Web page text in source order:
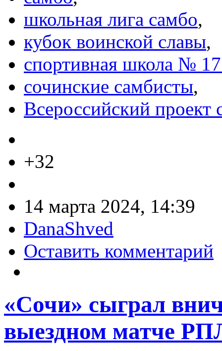
школьная лига самбо,
кубок воинской славы,
спортивная школа №
сочинские самбисты,
Всероссийский проект
+32
14 марта 2024, 14:39
DanaShved
Оставить комментарий
«Сочи» сыграл
выездном матче